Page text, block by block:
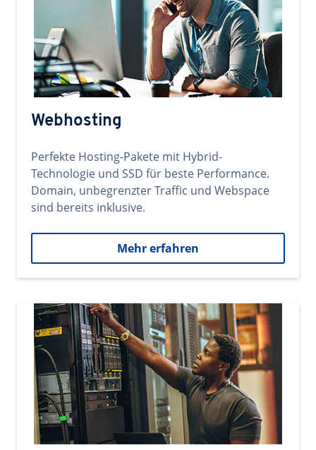
Webhosting
Perfekte Hosting-Pakete mit Hybrid-
Technologie und SSD für beste Performance.
Domain, unbegrenzter Traffic und Webspace
sind bereits inklusive.
Mehr erfahren